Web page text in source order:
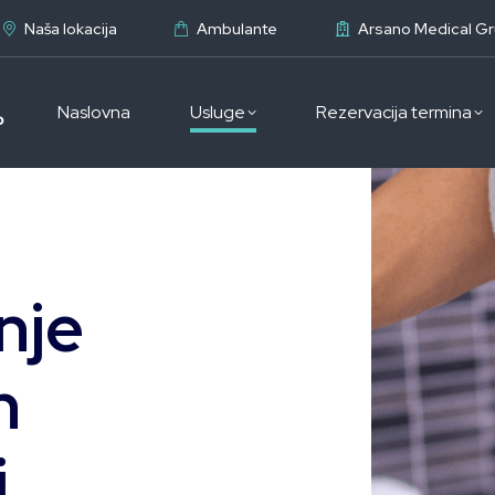
Naša lokacija Ambulante Arsano Medical
Naslovna Usluge Rezervacija termina